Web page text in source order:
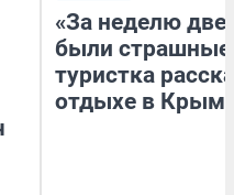
«За неделю две
были
туристка
отдыхе в